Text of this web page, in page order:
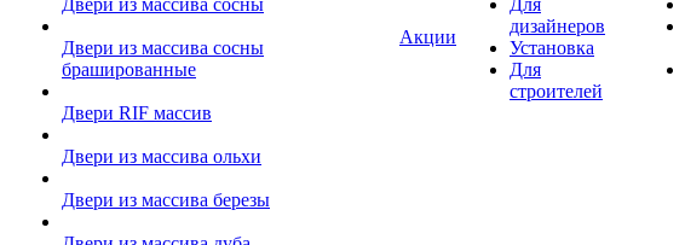
Двери из массива сосны
Двери из массива сосны
брашированные
Двери RIF массив
Двери из массива ольхи
Двери из массива березы
Акции
Для
дизайнеров
Установка
Для
строителей